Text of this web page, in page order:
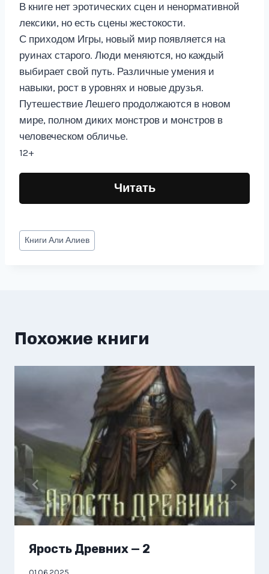
В книге нет эротических сцен и ненормативной
лексики, но есть сцены жестокости.
С приходом Игры, новый мир появляется на
руинах старого. Люди меняются, но каждый
выбирает свой путь. Различные умения и
навыки, рост в уровнях и новые друзья.
Путешествие Лешего продолжаются в новом
мире, полном диких монстров и монстров в
человеческом обличье.
12+
Читать
Метки
записи:
КнигиАли Алиев
Похожие книги
Ярость Древних — 2